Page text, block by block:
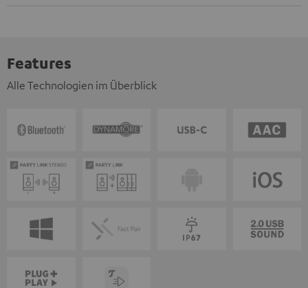
Features
Alle Technologien im Überblick